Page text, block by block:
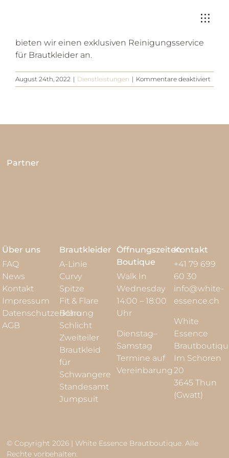
bieten wir einen exklusiven Reinigungsservice
für Brautkleider an.
August 24th, 2022 | Dienstleistungen | Kommentare deaktiviert
Kann
bei
Partner
Über uns
FAQ
News
Kontakt
Impressum
Datenschutzerklärung
AGB
Brautkleider
A-Linie
Curvy
Spitze
Fit & Flare
Boho
Schlicht
Zweiteiler
Brautkleid
für
Schwangere
Standesamt
Jumpsuit
Öffnungszeiten
Boutique
Walk In
Wednesday
14:00 – 18:00
Uhr
Dienstag–
Samstag
Termine auf
Vereinbarung
Kontakt
+41 79 699
60 30
info@white-
essence.ch
White
Essence
Im Schoren
20
3645 Thun
(Gwatt)
© Copyright 2026 | White Essence Brautboutique. Alle
Rechte vorbehalten.